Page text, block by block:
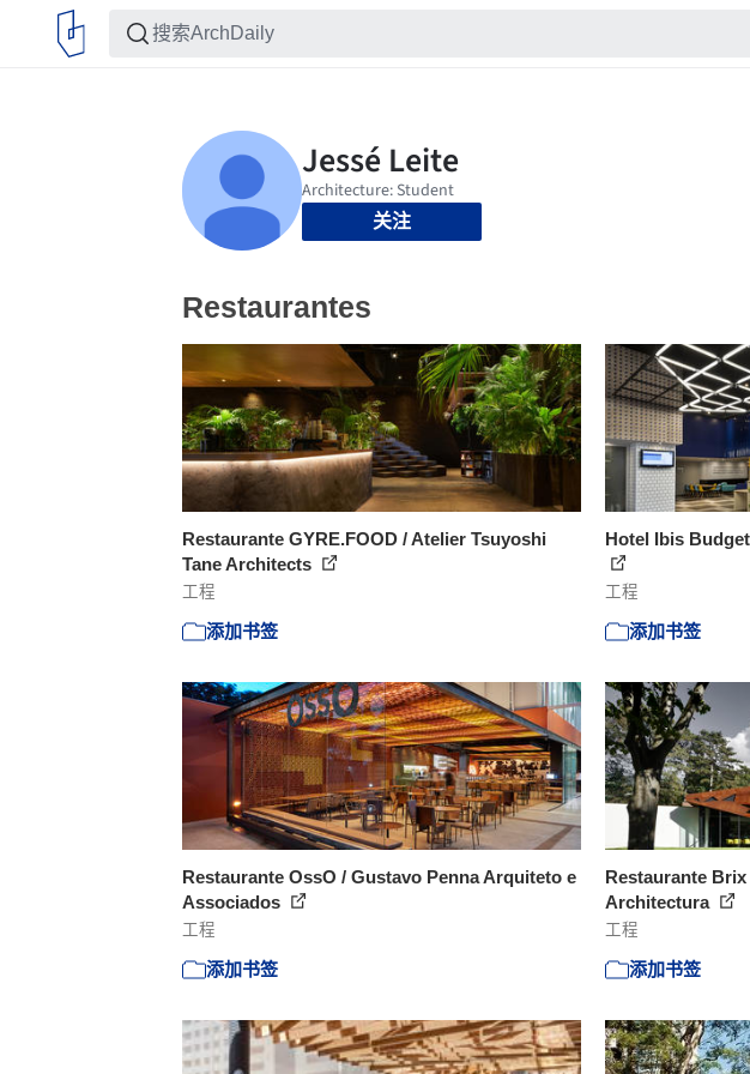
关注
Restaurantes
Restaurante GYRE.FOOD / Atelier Tsuyoshi
Tane Architects
工程
添加书签
Hotel Ibis
工程
添加书签
Restaurante OssO / Gustavo Penna Arquiteto e
Associados
工程
添加书签
Restaurante
Architectura
工程
添加书签